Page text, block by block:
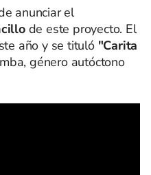
anunciar el
de este proyecto. El
año y se tituló "Carita
género autóctono